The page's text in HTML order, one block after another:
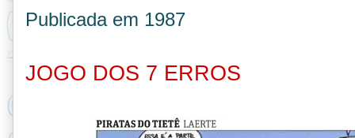
Publicada em 1987
JOGO DOS 7 ERROS